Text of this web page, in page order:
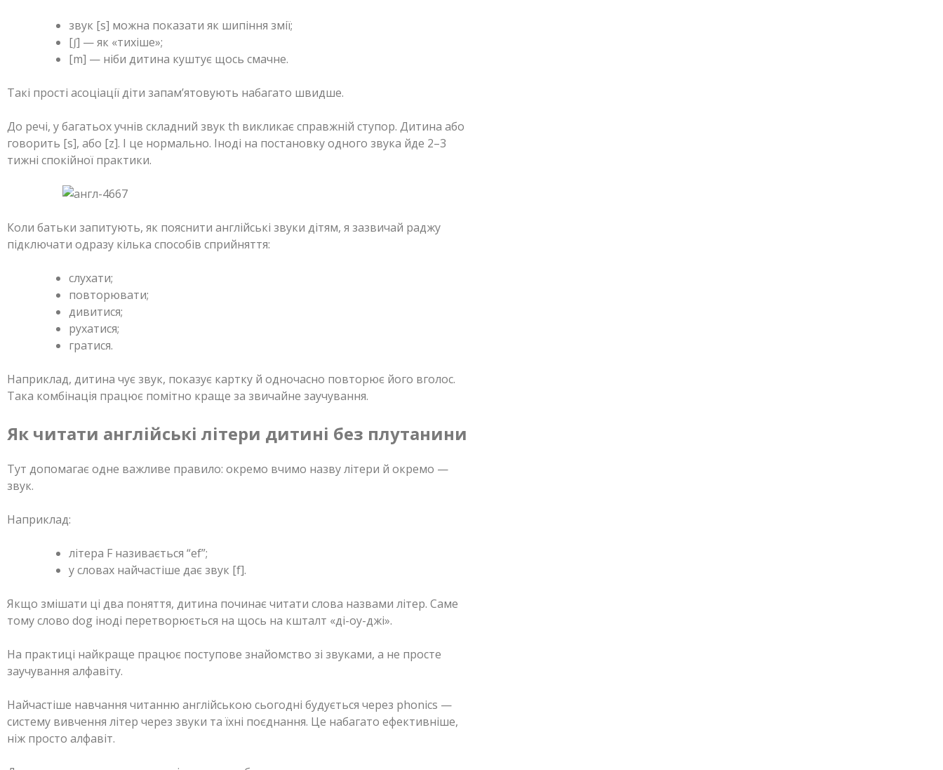
звук [s] можна показати як шипіння змії;
[ʃ] — як «тихіше»;
[m] — ніби дитина куштує щось смачне.
Такі прості асоціації діти запам’ятовують набагато швидше.
До речі, у багатьох учнів складний звук th викликає справжній ступор. Дитина або
говорить [s], або [z]. І це нормально. Іноді на постановку одного звука йде 2–3
тижні спокійної практики.
Коли батьки запитують, як пояснити англійські звуки дітям, я зазвичай раджу
підключати одразу кілька способів сприйняття:
слухати;
повторювати;
дивитися;
рухатися;
гратися.
Наприклад, дитина чує звук, показує картку й одночасно повторює його вголос.
Така комбінація працює помітно краще за звичайне заучування.
Як читати англійські літери дитині без плутанини
Тут допомагає одне важливе правило: окремо вчимо назву літери й окремо —
звук.
Наприклад:
літера F називається “ef”;
у словах найчастіше дає звук [f].
Якщо змішати ці два поняття, дитина починає читати слова назвами літер. Саме
тому слово dog іноді перетворюється на щось на кшталт «ді-оу-джі».
На практиці найкраще працює поступове знайомство зі звуками, а не просте
заучування алфавіту.
Найчастіше навчання читанню англійською сьогодні будується через phonics —
систему вивчення літер через звуки та їхні поєднання. Це набагато ефективніше,
ніж просто алфавіт.